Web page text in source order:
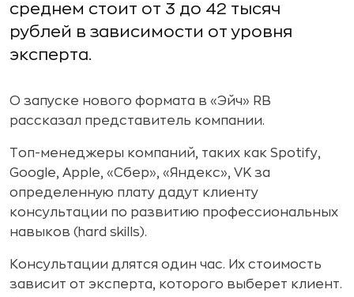
среднем стоит от 3 до 42 тысяч
рублей в зависимости от уровня
эксперта.
О запуске нового формата в «Эйч» RB
рассказал представитель компании.
Топ-менеджеры компаний, таких как Spotify,
Google, Apple, «Сбер», «Яндекс», VK за
определенную плату дадут клиенту
консультации по развитию профессиональных
навыков (hard skills).
Консультации длятся один час. Их стоимость
зависит от эксперта, которого выберет клиент.